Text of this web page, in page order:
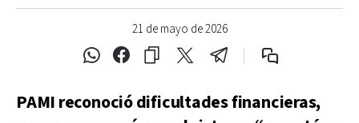
21 de mayo de 2026
PAMI reconoció dificultades financieras,